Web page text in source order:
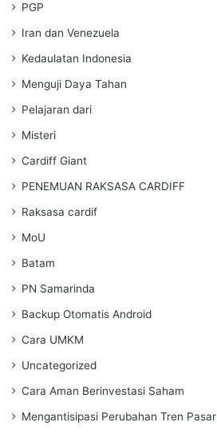
PGP
Iran dan Venezuela
Kedaulatan Indonesia
Menguji Daya Tahan
Pelajaran dari
Misteri
Cardiff Giant
PENEMUAN RAKSASA CARDIFF
Raksasa cardif
MoU
Batam
PN Samarinda
Backup Otomatis Android
Cara UMKM
Uncategorized
Cara Aman Berinvestasi Saham
Mengantisipasi Perubahan Tren Pasar